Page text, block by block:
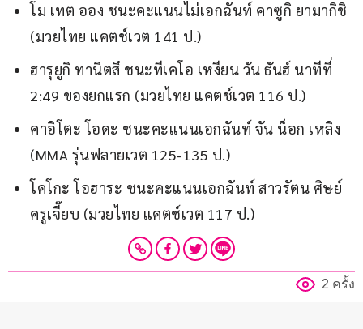
โม เทต ออง ชนะคะแนนไม่เอกฉันท์ คาซูกิ ยามากิชิ
(มวยไทย แคตช์เวต 141 ป.)
ฮารุยูกิ ทานิตสึ ชนะทีเคโอ เหงียน วัน ธันฮ์ นาทีที่
2:49 ของยกแรก (มวยไทย แคตช์เวต 116 ป.)
คาอิโตะ โอดะ ชนะคะแนนเอกฉันท์ จัน น็อก เหลิง
(MMA รุ่นฟลายเวต 125-135 ป.)
โคโกะ โอฮาระ ชนะคะแนนเอกฉันท์ สาวรัตน ศิษย์
ครูเจี๊ยบ (มวยไทย แคตช์เวต 117 ป.)
2 ครั้ง